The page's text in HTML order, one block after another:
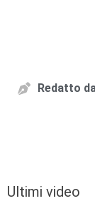
Redatto
Ultimi video